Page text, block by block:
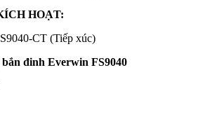
HOẠT:
CT (Tiếp xúc)
đinh Everwin FS9040